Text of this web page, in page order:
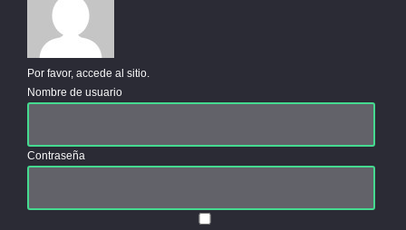
Por favor, accede al sitio.
Nombre de usuario
Contraseña